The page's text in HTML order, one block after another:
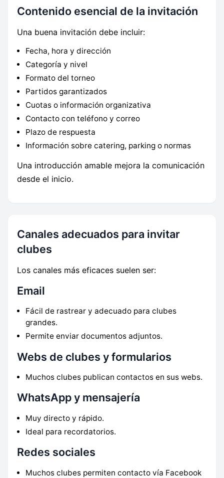
Contenido esencial de la invitación
Una buena invitación debe incluir:
Fecha, hora y dirección
Categoría y nivel
Formato del torneo
Partidos garantizados
Cuotas o información organizativa
Contacto con teléfono y correo
Plazo de respuesta
Información sobre catering, parking o normas
Una introducción amable mejora la comunicación
desde el inicio.
Canales adecuados para invitar
clubes
Los canales más eficaces suelen ser:
Email
Fácil de rastrear y adecuado para clubes
grandes.
Permite enviar documentos adjuntos.
Webs de clubes y formularios
Muchos clubes publican contactos en sus webs.
WhatsApp y mensajería
Muy directo y rápido.
Ideal para recordatorios.
Redes sociales
Muchos clubes permiten contacto vía Facebook